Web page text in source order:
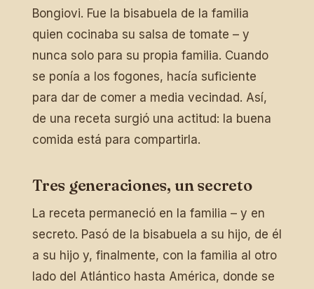
Bongiovi. Fue la bisabuela de la familia
quien cocinaba su salsa de tomate – y
nunca solo para su propia familia. Cuando
se ponía a los fogones, hacía suficiente
para dar de comer a media vecindad. Así,
de una receta surgió una actitud: la buena
comida está para compartirla.
Tres generaciones, un secreto
La receta permaneció en la familia – y en
secreto. Pasó de la bisabuela a su hijo, de él
a su hijo y, finalmente, con la familia al otro
lado del Atlántico hasta América, donde se